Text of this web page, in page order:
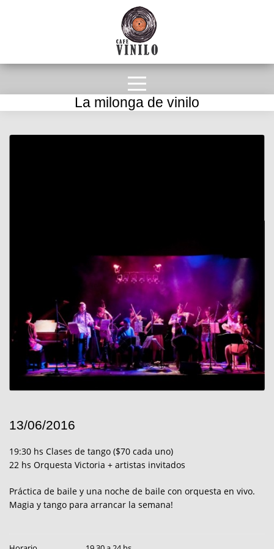
La milonga de vinilo
13/06/2016
19:30 hs Clases de tango ($70 cada uno)
22 hs Orquesta Victoria + artistas invitados
Práctica de baile y una noche de baile con orquesta en vivo.
Magia y tango para arrancar la semana!